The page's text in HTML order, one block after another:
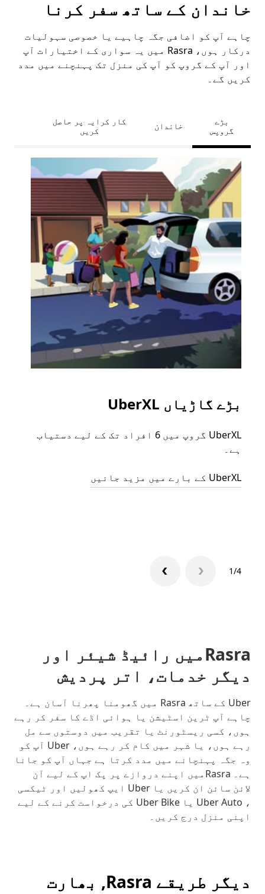
خاندان کے ساتھ سفر کرنا
چاہے آپ کو اضافی جگہ چاہیے یا خصوصی سہولیات
درکار ہوں، Rasra میں یہ سواری کے اختیارات آپ
اور آپ کے گروپ کو آپ کی منزل تک پہنچنے میں مدد
کریں گے۔
بڑے
گروپس
خاندان
کار کرایہ پر حاصل
کریں
بڑے گاڑیاں UberXL
UberXL گروپ میں 6 افراد تک کے لیے دستیاب
ہے۔
UberXL کے بارے میں مزید جانیں
1/4
Rasraمیں رائیڈ شیئر اور
دیگر خدمات، اتر پردیش
Uber کے ساتھ Rasra میں گھومنا پھرنا آسان ہے۔
چاہے آپ ٹرین اسٹیشن یا ہوائی اڈے کا سفر کر رہے
ہوں، کسی ریسٹورنٹ یا تقریب میں دوستوں سے مل
رہے ہوں، یا شہر میں کام کر رہے ہوں، Uber آپ کو
وہ جگہ پہنچانے میں مدد کرتا ہے جہاں آپ کو جانا
ہے۔ Rasraمیں اپنے دروازے پر پک اپ کے لیے آن
لائن سائن ان کریں یا Uber ایپ کھولیں اور ٹیکسی
، Uber Auto یا Uber Bike کی درخواست کرنے کے لیے
اپنی منزل درج کریں۔
دیگر طریقے Rasra, بھارت